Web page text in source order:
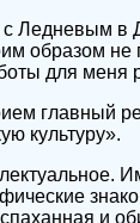
с Ледневым в
образом не
для меня
главный
культуру».
и